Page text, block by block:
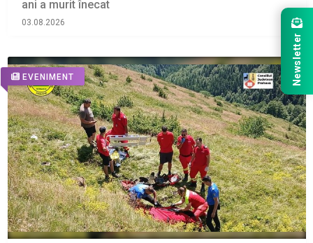
ani a murit înecat
03.08.2026
EVENIMENT Newsletter